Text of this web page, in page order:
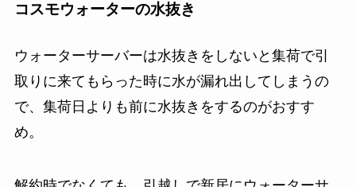
コスモウォーターの水抜き
ウォーターサーバーは水抜きをしないと集荷で引
取りに来てもらった時に水が漏れ出してしまうの
で、集荷日よりも前に水抜きをするのがおすす
め。